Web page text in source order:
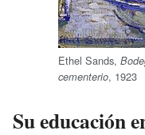
Ethel Sands,
cementerio, 1923
Su educación